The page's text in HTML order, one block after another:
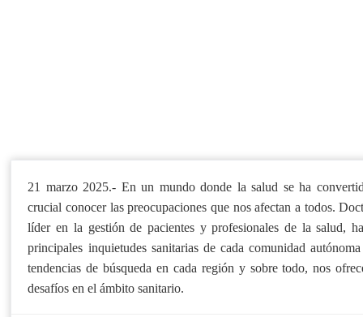
21 marzo 2025.- En un mundo donde la salud se ha
crucial conocer las preocupaciones que nos afectan a todos.
líder en la gestión de pacientes y profesionales de la salud,
principales inquietudes sanitarias de cada comunidad
tendencias de búsqueda en cada región y sobre todo, nos
desafíos en el ámbito sanitario.